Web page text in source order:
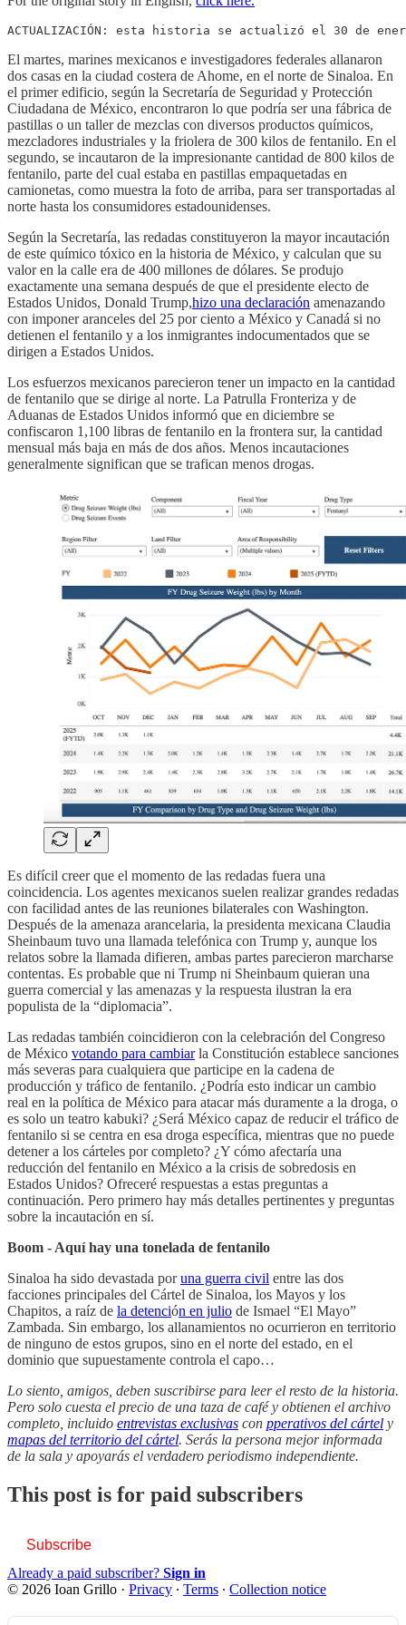
ACTUALIZACIÓN: esta historia se actualizó el 30 de
El martes, marines mexicanos e investigadores federales allanaron
dos casas en la ciudad costera de Ahome, en el norte de Sinaloa. En
el primer edificio, según la Secretaría de Seguridad y Protección
Ciudadana de México, encontraron lo que podría ser una fábrica de
pastillas o un taller de mezclas con diversos productos químicos,
mezcladores industriales y la friolera de 300 kilos de fentanilo. En el
segundo, se incautaron de la impresionante cantidad de 800 kilos de
fentanilo, parte del cual estaba en pastillas empaquetadas en
camionetas, como muestra la foto de arriba, para ser transportadas al
norte hasta los consumidores estadounidenses.
Según la Secretaría, las redadas constituyeron la mayor incautación
de este químico tóxico en la historia de México, y calculan que su
valor en la calle era de 400 millones de dólares. Se produjo
exactamente una semana después de que el presidente electo de
Estados Unidos, Donald Trump,hizo una declaración amenazando
con imponer aranceles del 25 por ciento a México y Canadá si no
detienen el fentanilo y a los inmigrantes indocumentados que se
dirigen a Estados Unidos.
Los esfuerzos mexicanos parecieron tener un impacto en la cantidad
de fentanilo que se dirige al norte. La Patrulla Fronteriza y de
Aduanas de Estados Unidos informó que en diciembre se
confiscaron 1,100 libras de fentanilo en la frontera sur, la cantidad
mensual más baja en más de dos años. Menos incautaciones
generalmente significan que se trafican menos drogas.
Es difícil creer que el momento de las redadas fuera una
coincidencia. Los agentes mexicanos suelen realizar grandes redadas
con facilidad antes de las reuniones bilaterales con Washington.
Después de la amenaza arancelaria, la presidenta mexicana Claudia
Sheinbaum tuvo una llamada telefónica con Trump y, aunque los
relatos sobre la llamada difieren, ambas partes parecieron marcharse
contentas. Es probable que ni Trump ni Sheinbaum quieran una
guerra comercial y las amenazas y la respuesta ilustran la era
populista de la “diplomacia”.
Las redadas también coincidieron con la celebración del Congreso
de México votando para cambiarla Constitución establece sanciones
más severas para cualquiera que participe en la cadena de
producción y tráfico de fentanilo. ¿Podría esto indicar un cambio
real en la política de México para atacar más duramente a la droga, o
es solo un teatro kabuki? ¿Será México capaz de reducir el tráfico de
fentanilo si se centra en esa droga específica, mientras que no puede
detener a los cárteles por completo? ¿Y cómo afectaría una
reducción del fentanilo en México a la crisis de sobredosis en
Estados Unidos? Ofreceré respuestas a estas preguntas a
continuación. Pero primero hay más detalles pertinentes y preguntas
sobre la incautación en sí.
Boom - Aquí hay una tonelada de fentanilo
Sinaloa ha sido devastada poruna guerra civil entre las dos
facciones principales del Cártel de Sinaloa, los Mayos y los
Chapitos, a raíz de la detención en julio de Ismael “El Mayo”
Zambada. Sin embargo, los allanamientos no ocurrieron en territorio
de ninguno de estos grupos, sino en el norte del estado, en el
dominio que supuestamente controla el capo…
Lo siento, amigos, deben suscribirse para leer el resto de la historia.
Pero solo cuesta el precio de una taza de café y obtienen el archivo
completo, incluido entrevistas exclusivas con pperativos del cártel y
mapas del territorio del cártel. Serás la persona mejor informada
de la sala y apoyarás el verdadero periodismo independiente.
This post is for paid subscribers
Subscribe
Already a paid subscriber? Sign in
© 2026 Ioan Grillo · Privacy ∙ Terms ∙ Collection notice